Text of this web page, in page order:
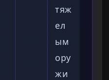
тяж
ел
ым
ору
жи